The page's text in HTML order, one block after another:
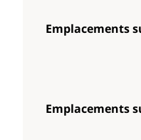
Emplacements
Emplacements